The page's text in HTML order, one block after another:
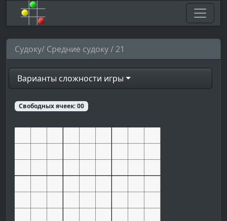
Судоку/ Средние судоку / 21
Варианты сложности игры
Свободных ячеек:00